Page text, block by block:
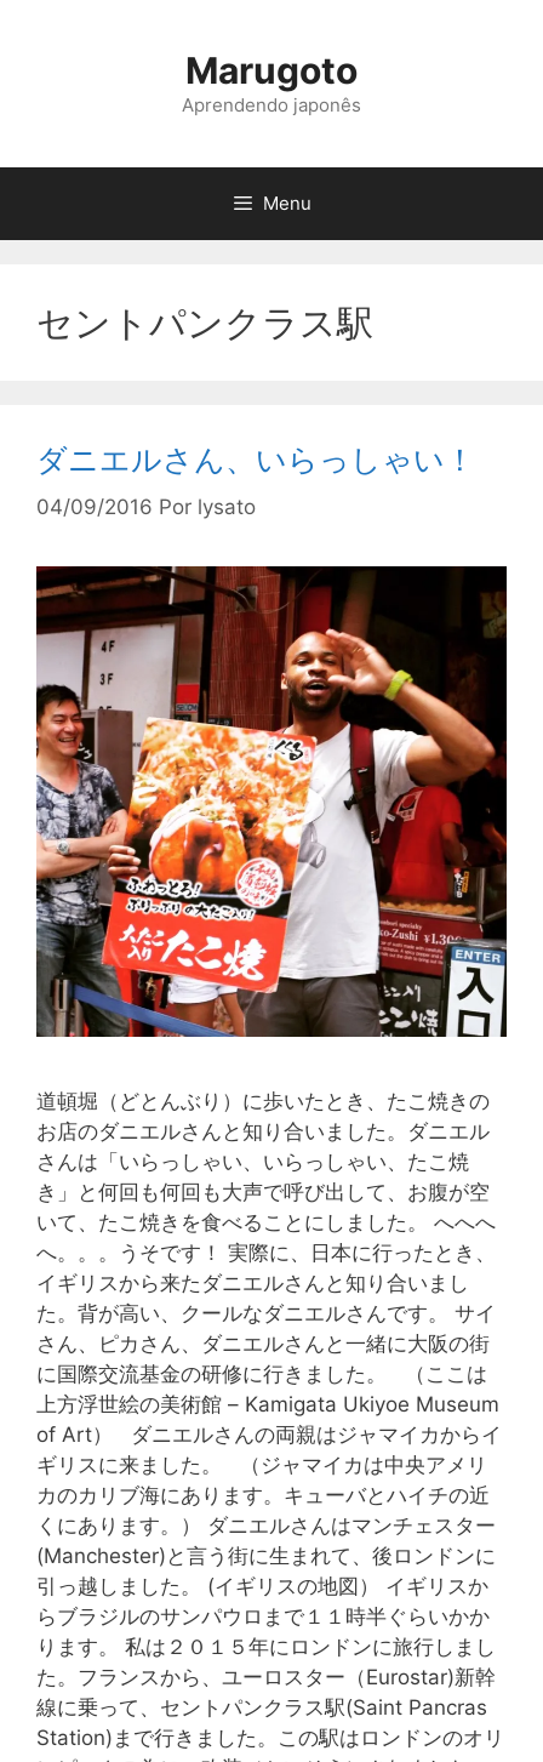
Marugoto
Aprendendo japonês
Menu
セントパンクラス駅
ダニエルさん、いらっしゃい！
04/09/2016 Por lysato
道頓堀（どとんぶり）に歩いたとき、たこ焼きの
お店のダニエルさんと知り合いました。ダニエル
さんは「いらっしゃい、いらっしゃい、たこ焼
き」と何回も何回も大声で呼び出して、お腹が空
いて、たこ焼きを食べることにしました。 へへへ
へ。。。うそです！ 実際に、日本に行ったとき、
イギリスから来たダニエルさんと知り合いまし
た。背が高い、クールなダニエルさんです。 サイ
さん、ピカさん、ダニエルさんと一緒に大阪の街
に国際交流基金の研修に行きました。 （ここは
上方浮世絵の美術館 – Kamigata Ukiyoe Museum
of Art） ダニエルさんの両親はジャマイカからイ
ギリスに来ました。 （ジャマイカは中央アメリ
カのカリブ海にあります。キューバとハイチの近
くにあります。） ダニエルさんはマンチェスター
(Manchester)と言う街に生まれて、後ロンドンに
引っ越しました。 (イギリスの地図） イギリスか
らブラジルのサンパウロまで１１時半ぐらいかか
ります。 私は２０１５年にロンドンに旅行しまし
た。フランスから、ユーロスター（Eurostar)新幹
線に乗って、セントパンクラス駅(Saint Pancras
Station)まで行きました。この駅はロンドンのオリ